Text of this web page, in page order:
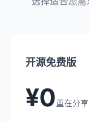
开源免费版
¥0重在分